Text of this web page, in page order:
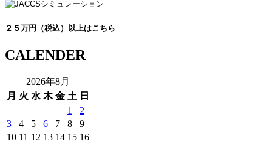
２５万円（税込）以上はこちら
CALENDER
2026年8月
月 火 水 木 金 土 日
1
2
3
4 5 6 7 8
9
10 11 12 13 14 15 16